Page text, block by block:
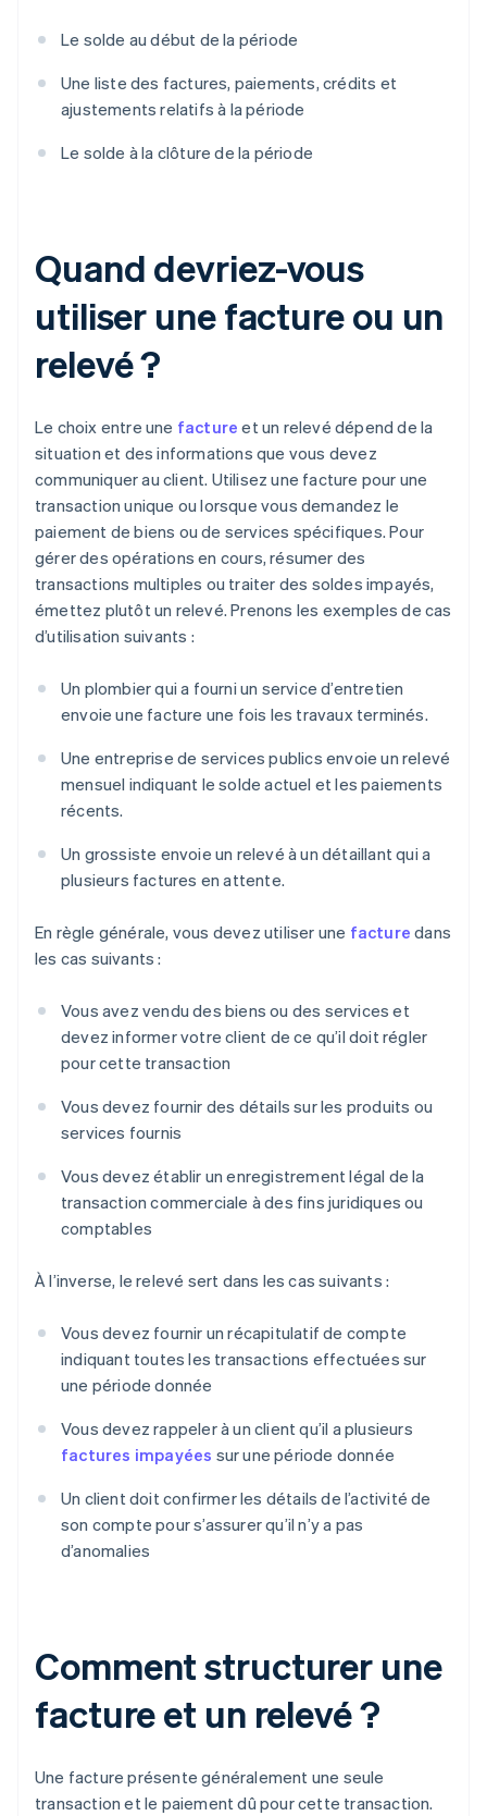
Le solde au début de la période
Une liste des factures, paiements, crédits et
ajustements relatifs à la période
Le solde à la clôture de la période
Quand devriez-vous
utiliser une facture ou un
relevé ?
Le choix entre une facture et un relevé dépend de la
situation et des informations que vous devez
communiquer au client. Utilisez une facture pour une
transaction unique ou lorsque vous demandez le
paiement de biens ou de services spécifiques. Pour
gérer des opérations en cours, résumer des
transactions multiples ou traiter des soldes impayés,
émettez plutôt un relevé. Prenons les exemples de cas
d’utilisation suivants :
Un plombier qui a fourni un service d’entretien
envoie une facture une fois les travaux terminés.
Une entreprise de services publics envoie un relevé
mensuel indiquant le solde actuel et les paiements
récents.
Un grossiste envoie un relevé à un détaillant qui a
plusieurs factures en attente.
En règle générale, vous devez utiliser une facture dans
les cas suivants :
Vous avez vendu des biens ou des services et
devez informer votre client de ce qu’il doit régler
pour cette transaction
Vous devez fournir des détails sur les produits ou
services fournis
Vous devez établir un enregistrement légal de la
transaction commerciale à des fins juridiques ou
comptables
À l’inverse, le relevé sert dans les cas suivants :
Vous devez fournir un récapitulatif de compte
indiquant toutes les transactions effectuées sur
une période donnée
Vous devez rappeler à un client qu’il a plusieurs
factures impayées sur une période donnée
Un client doit confirmer les détails de l’activité de
son compte pour s’assurer qu’il n’y a pas
d’anomalies
Comment structurer une
facture et un relevé ?
Une facture présente généralement une seule
transaction et le paiement dû pour cette transaction.